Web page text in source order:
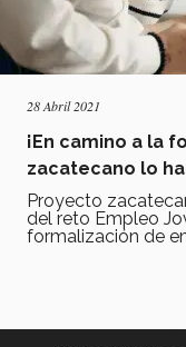
28 Abril 2021
¡En camino a la
zacatecano lo
Proyecto
del reto Empleo
formalización de